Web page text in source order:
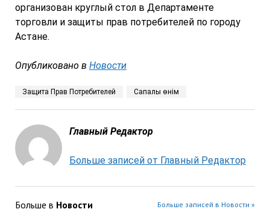
организован круглый стол в Департаменте
торговли и защиты прав потребителей по городу
Астане.
Опубликовано в Новости
Защита Прав Потребителей Сапалы өнім
Главный Редактор
Больше записей от Главный Редактор
Больше в Новости Больше записей в Новости »